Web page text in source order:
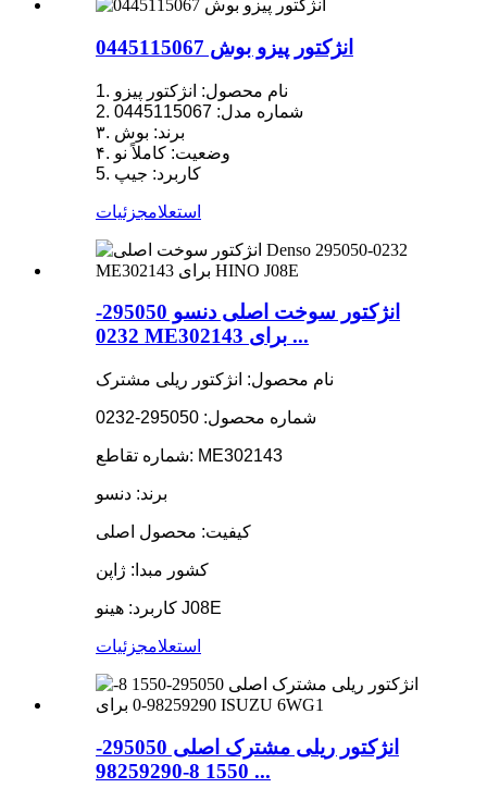
انژکتور پیزو بوش 0445115067
1. نام محصول: انژکتور پیزو
2. شماره مدل: 0445115067
۳. برند: بوش
۴. وضعیت: کاملاً نو
5. کاربرد: جیپ
استعلامجزئیات
انژکتور سوخت اصلی دنسو 295050-
0232 ME302143 برای ...
نام محصول: انژکتور ریلی مشترک
شماره محصول: 295050-0232
شماره تقاطع: ME302143
برند: دنسو
کیفیت: محصول اصلی
کشور مبدا: ژاپن
کاربرد: هینو J08E
استعلامجزئیات
انژکتور ریلی مشترک اصلی 295050-
1550 8-98259290 ...